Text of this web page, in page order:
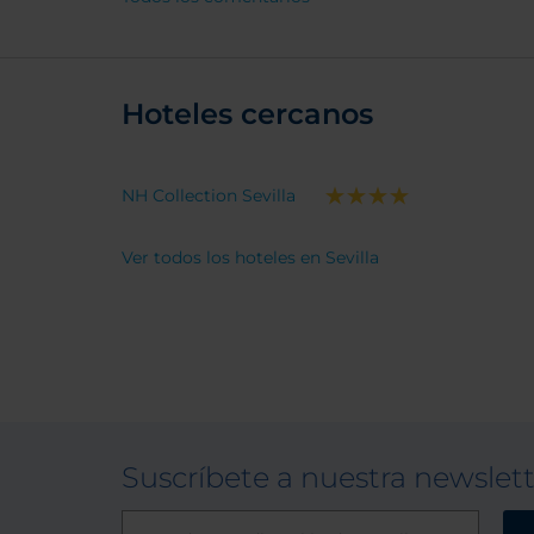
Hoteles cercanos
NH Collection Sevilla
Ver todos los hoteles en Sevilla
Suscríbete a nuestra